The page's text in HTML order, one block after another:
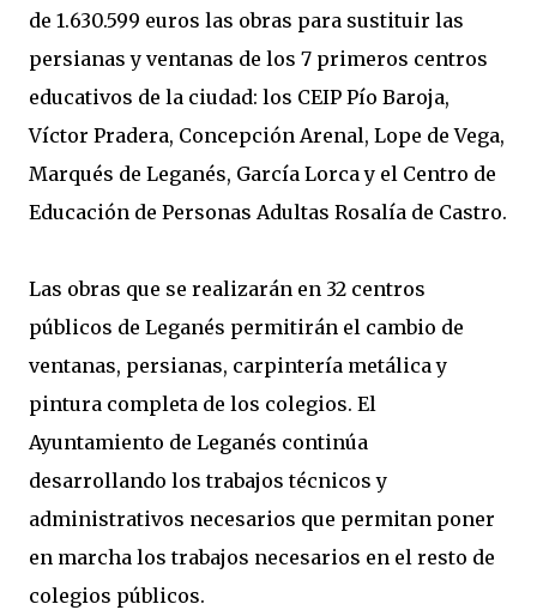
de 1.630.599 euros las obras para sustituir las
persianas y ventanas de los 7 primeros centros
educativos de la ciudad: los CEIP Pío Baroja,
Víctor Pradera, Concepción Arenal, Lope de Vega,
Marqués de Leganés, García Lorca y el Centro de
Educación de Personas Adultas Rosalía de Castro.
Las obras que se realizarán en 32 centros
públicos de Leganés permitirán el cambio de
ventanas, persianas, carpintería metálica y
pintura completa de los colegios. El
Ayuntamiento de Leganés continúa
desarrollando los trabajos técnicos y
administrativos necesarios que permitan poner
en marcha los trabajos necesarios en el resto de
colegios públicos.